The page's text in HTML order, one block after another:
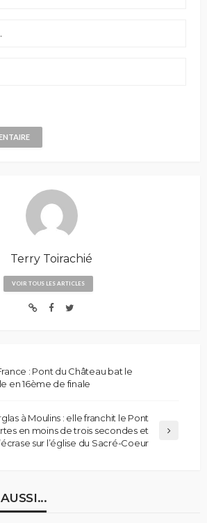
Terry Toirachié
VOIR TOUS LES ARTICLES
: Pont du Château bat le
en 16ème de finale
à Moulins : elle franchit le Pont
en moins de trois secondes et
sur l’église du Sacré-Coeur